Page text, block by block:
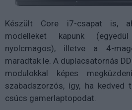
Készült Core i7-csapat is,
modelleket kapunk
nyolcmagos), illetve a 4-
maradtak le. A duplacsatornás
modulokkal képes
szabadszorzós, így, ha kedved
csúcs gamerlaptopodat.